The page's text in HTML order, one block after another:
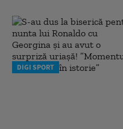
DIGI SPORT